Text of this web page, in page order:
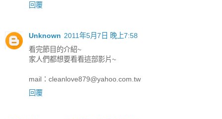
回覆
Unknown 2011年5月7日 晚上7:58
看完節目的介紹~
家人們都想要看看這部影片~
mail：cleanlove879@yahoo.com.tw
回覆